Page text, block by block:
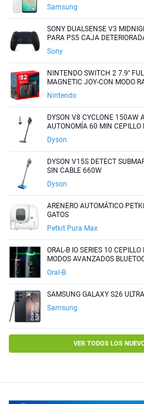
Samsung
SONY DUALSENSE V3
PARA PS5 CAJA
Sony
NINTENDO SWITCH 2 7.9''
MAGNETIC JOY-CON MODO
Nintendo
DYSON V8 CYCLONE 150AW
AUTONOMÍA 60 MIN CEPILLO
Dyson
DYSON V15S DETECT
SIN CABLE 660W
Dyson
ARENERO AUTOMÁTICO
GATOS
Petkit Pura Max
ORAL-B IO SERIES 10
MODOS AVANZADOS
Oral-B
SAMSUNG GALAXY S26
Samsung
VER TODOS LOS